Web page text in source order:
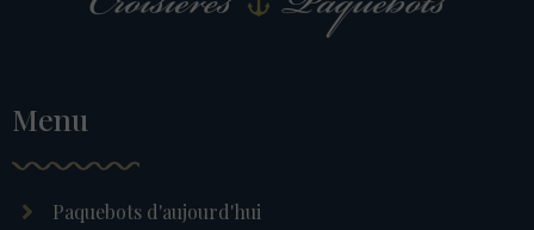
Menu
Paquebots d'aujourd'hui